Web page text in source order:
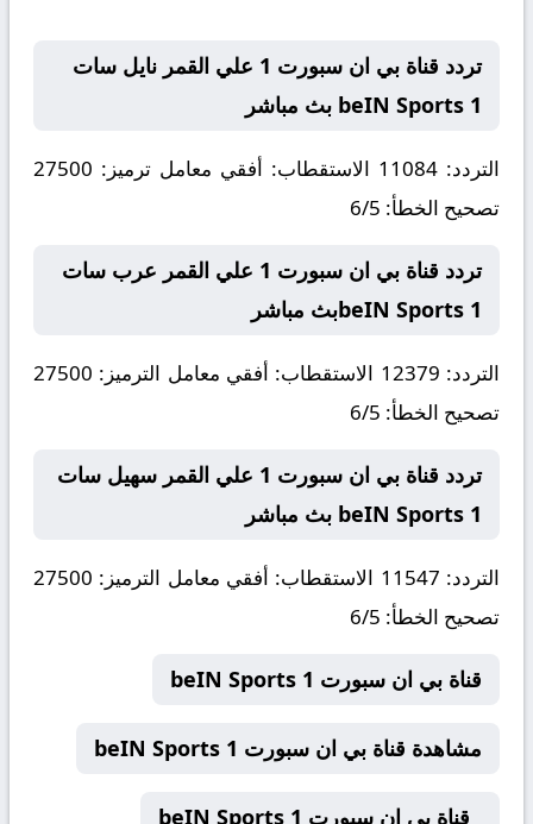
تردد قناة بي ان سبورت 1 علي القمر نايل سات
beIN Sports 1 بث مباشر
التردد: 11084 الاستقطاب: أفقي معامل ترميز: 27500
تصحيح الخطأ: 6/5
تردد قناة بي ان سبورت 1 علي القمر عرب سات
beIN Sports 1بث مباشر
التردد: 12379 الاستقطاب: أفقي معامل الترميز: 27500
تصحيح الخطأ: 6/5
تردد قناة بي ان سبورت 1 علي القمر سهيل سات
beIN Sports 1 بث مباشر
التردد: 11547 الاستقطاب: أفقي معامل الترميز: 27500
تصحيح الخطأ: 6/5
قناة بي ان سبورت beIN Sports 1
مشاهدة قناة بي ان سبورت beIN Sports 1
قناة بي ان سبورت beIN Sports 1